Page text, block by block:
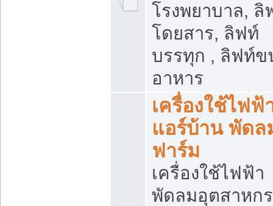
โรงพยาบาล, ลิ
โดยสาร, ลิฟท์
บรรทุก , ลิฟท์ข
อาหาร
เครื่องใช้ไฟฟ้
แอร์บ้าน พัดล
ฟาร์ม
เครื่องใช้ไฟฟ้า
พัดลมอุตสาหก